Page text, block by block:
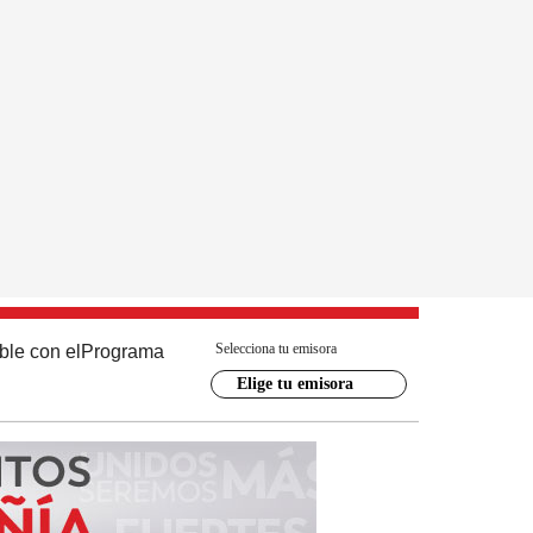
con el Programa Selecciona tu emisora
Elige tu emisora